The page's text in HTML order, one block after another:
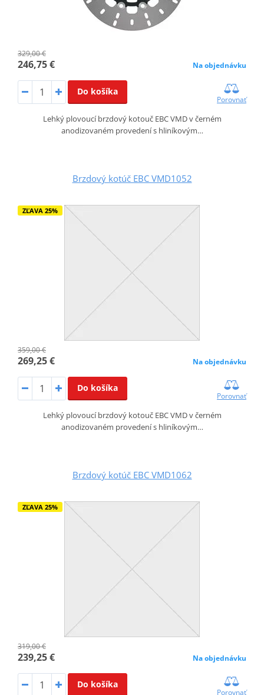
329,00 €
246,75 € Na objednávku
Do košíka
Porovnať
Lehký plovoucí brzdový kotouč EBC VMD v černém
anodizovaném provedení s hliníkovým…
Brzdový kotúč EBC VMD1052
ZĽAVA 25%
359,00 €
269,25 € Na objednávku
Do košíka
Porovnať
Lehký plovoucí brzdový kotouč EBC VMD v černém
anodizovaném provedení s hliníkovým…
Brzdový kotúč EBC VMD1062
ZĽAVA 25%
319,00 €
239,25 € Na objednávku
Do košíka
Porovnať